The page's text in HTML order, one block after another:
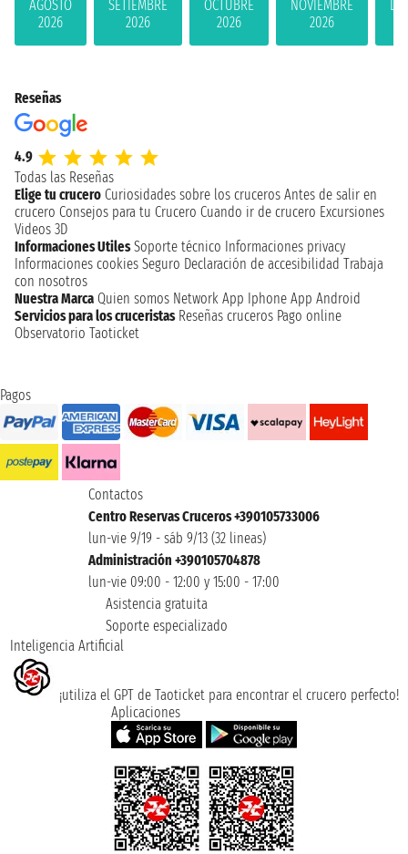
AGOSTO
2026
SETIEMBRE
2026
OCTUBRE
2026
NOVIEMBRE
2026
Reseñas
4.9
Todas las Reseñas
Elige tu crucero Curiosidades sobre los cruceros Antes de salir en
crucero Consejos para tu Crucero Cuando ir de crucero Excursiones
Videos 3D
Informaciones Utiles Soporte técnico Informaciones privacy
Informaciones cookies Seguro Declaración de accesibilidad Trabaja
con nosotros
Nuestra Marca Quien somos Network App Iphone App Android
Servicios para los cruceristas Reseñas cruceros Pago online
Observatorio Taoticket
Pagos
Contactos
Centro Reservas Cruceros +390105733006
lun-vie 9/19 - sáb 9/13 (32 lineas)
Administración +390105704878
lun-vie 09:00 - 12:00 y 15:00 - 17:00
Asistencia gratuita
Soporte especializado
Inteligencia Artificial
¡utiliza el GPT de Taoticket para encontrar el crucero perfecto!
Aplicaciones